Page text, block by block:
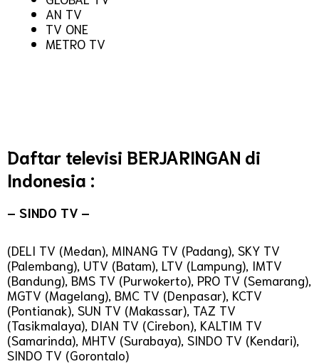
AN TV
TV ONE
METRO TV
Daftar televisi BERJARINGAN di
Indonesia :
– SINDO TV –
(DELI TV (Medan), MINANG TV (Padang), SKY TV
(Palembang), UTV (Batam), LTV (Lampung), IMTV
(Bandung), BMS TV (Purwokerto), PRO TV (Semarang),
MGTV (Magelang), BMC TV (Denpasar), KCTV
(Pontianak), SUN TV (Makassar), TAZ TV
(Tasikmalaya), DIAN TV (Cirebon), KALTIM TV
(Samarinda), MHTV (Surabaya), SINDO TV (Kendari),
SINDO TV (Gorontalo)